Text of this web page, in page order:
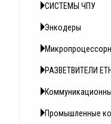
СИСТЕМЫ ЧПУ
Энкодеры
РАЗВЕТВИТЕЛИ
Промышленные